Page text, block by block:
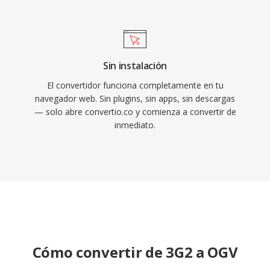
Sin instalación
El convertidor funciona completamente en tu
navegador web. Sin plugins, sin apps, sin descargas
— solo abre convertio.co y comienza a convertir de
inmediato.
Cómo convertir de 3G2 a OGV